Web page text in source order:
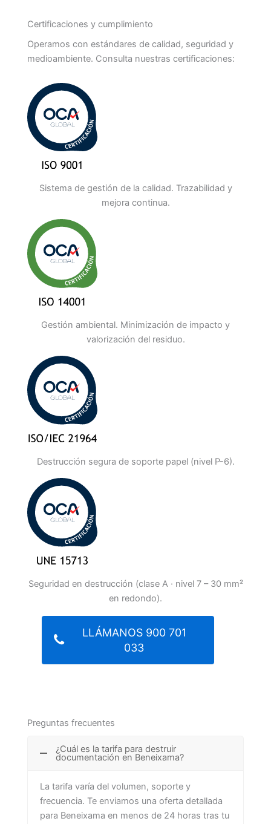
Certificaciones y cumplimiento
Operamos con estándares de calidad, seguridad y
medioambiente. Consulta nuestras certificaciones:
Sistema de gestión de la calidad. Trazabilidad y
mejora continua.
Gestión ambiental. Minimización de impacto y
valorización del residuo.
Destrucción segura de soporte papel (nivel P-6).
Seguridad en destrucción (clase A · nivel 7 – 30 mm²
en redondo).
LLÁMANOS 900 701
033
Preguntas frecuentes
¿Cuál es la tarifa para destruir
documentación en Beneixama?
La tarifa varía del volumen, soporte y
frecuencia. Te enviamos una oferta detallada
para Beneixama en menos de 24 horas tras tu